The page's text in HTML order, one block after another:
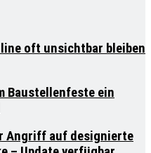
oft unsichtbar bleiben
Baustellenfeste ein
Angriff auf designierte